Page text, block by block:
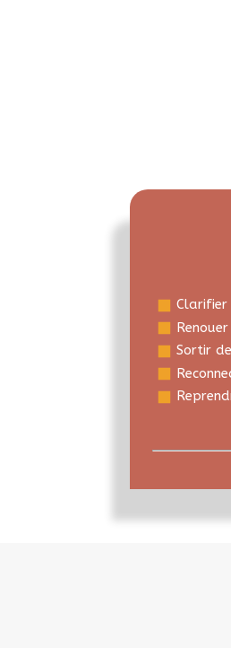
Clarifier
Sortir